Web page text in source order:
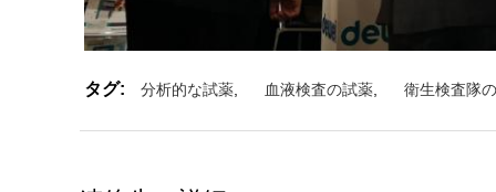
タグ: 分析的な試薬 血液検査の試薬 衛生検査隊